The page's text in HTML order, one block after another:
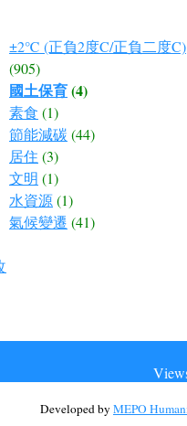
±2℃ (正負2度C/正負二度C)
(905)
國土保育(4)
素食 (1)
節能減碳 (44)
居住 (3)
文明 (1)
水資源(1)
氣候變遷 (41)
Developed by MEPO